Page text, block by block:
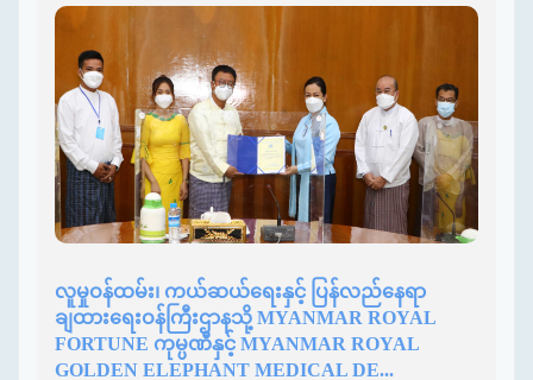
လူမှုဝန်ထမ်း၊ ကယ်ဆယ်ရေးနှင့် ပြန်လည်နေရာ
ချထားရေးဝန်ကြီးဌာနသို့ MYANMAR ROYAL
FORTUNE ကုမ္ပဏီနှင့် MYANMAR ROYAL
GOLDEN ELEPHANT MEDICAL DE...